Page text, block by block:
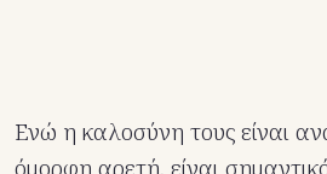
Ενώ η καλοσύνη τους είναι